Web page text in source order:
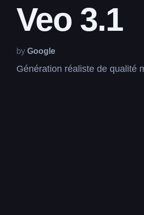
Veo 3.1
by Google
Génération réaliste de qualité